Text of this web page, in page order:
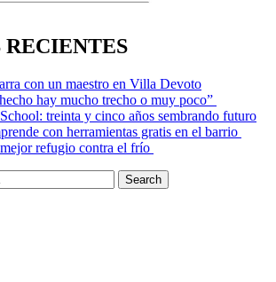
con un maestro en Villa Devoto
hay mucho trecho o muy poco”
treinta y cinco años sembrando futuro
con herramientas gratis en el barrio
refugio contra el frío
Search